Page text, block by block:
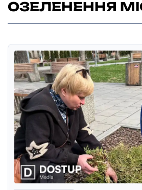
ОЗЕЛЕНЕННЯ